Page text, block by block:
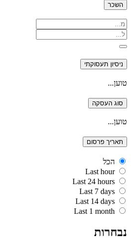
השכר
ניסיון תעסוקתי
טוען...
סוג העסקה
טוען...
תאריך פרסום
הכל
Last hour
Last 24 hours
Last 7 days
Last 14 days
Last 1 month
נבחרות